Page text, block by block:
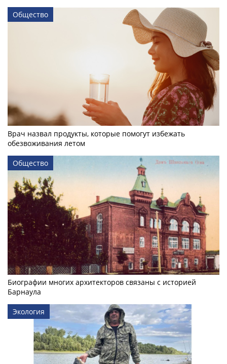
Общество
Врач назвал продукты, которые помогут избежать
обезвоживания летом
Общество
Биографии многих архитекторов связаны с историей
Барнаула
Экология